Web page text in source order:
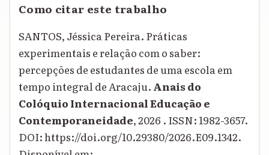
Como citar este trabalho
SANTOS, Jéssica Pereira. Práticas
experimentais e relação com o saber:
percepções de estudantes de uma escola em
tempo integral de Aracaju. Anais do
Colóquio Internacional Educação e
Contemporaneidade, 2026 . ISSN: 1982-3657.
DOI: https://doi.org/10.29380/2026.E09.1342.